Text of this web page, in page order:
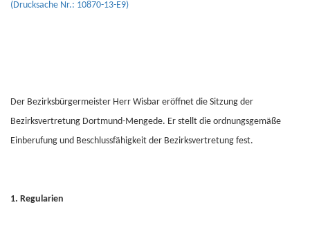
(Drucksache Nr.: 10870-13-E9)
Der Bezirksbürgermeister Herr Wisbar eröffnet die Sitzung der
Bezirksvertretung Dortmund-Mengede. Er stellt die ordnungsgemäße
Einberufung und Beschlussfähigkeit der Bezirksvertretung fest.
1. Regularien